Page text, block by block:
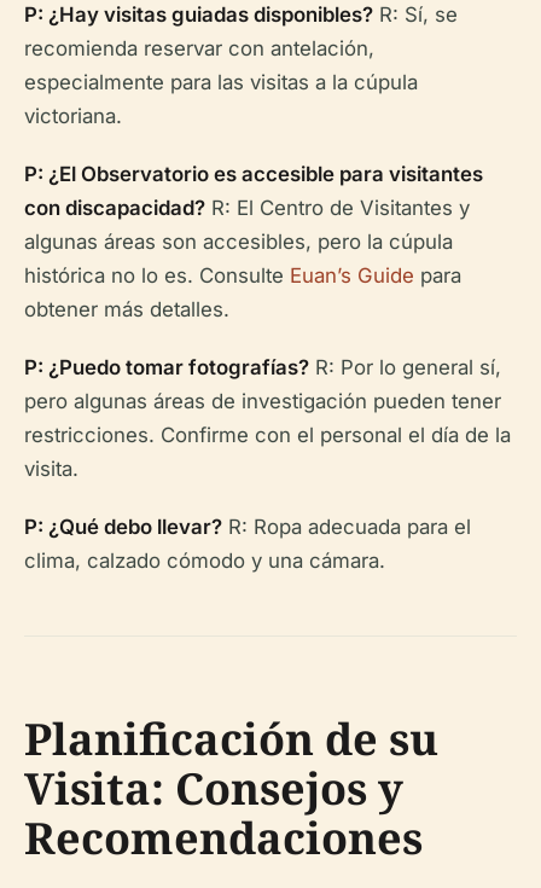
P: ¿Hay visitas guiadas disponibles? R: Sí, se
recomienda reservar con antelación,
especialmente para las visitas a la cúpula
victoriana.
P: ¿El Observatorio es accesible para visitantes
con discapacidad? R: El Centro de Visitantes y
algunas áreas son accesibles, pero la cúpula
histórica no lo es. Consulte Euan’s Guide para
obtener más detalles.
P: ¿Puedo tomar fotografías? R: Por lo general sí,
pero algunas áreas de investigación pueden tener
restricciones. Confirme con el personal el día de la
visita.
P: ¿Qué debo llevar? R: Ropa adecuada para el
clima, calzado cómodo y una cámara.
Planificación de su
Visita: Consejos y
Recomendaciones